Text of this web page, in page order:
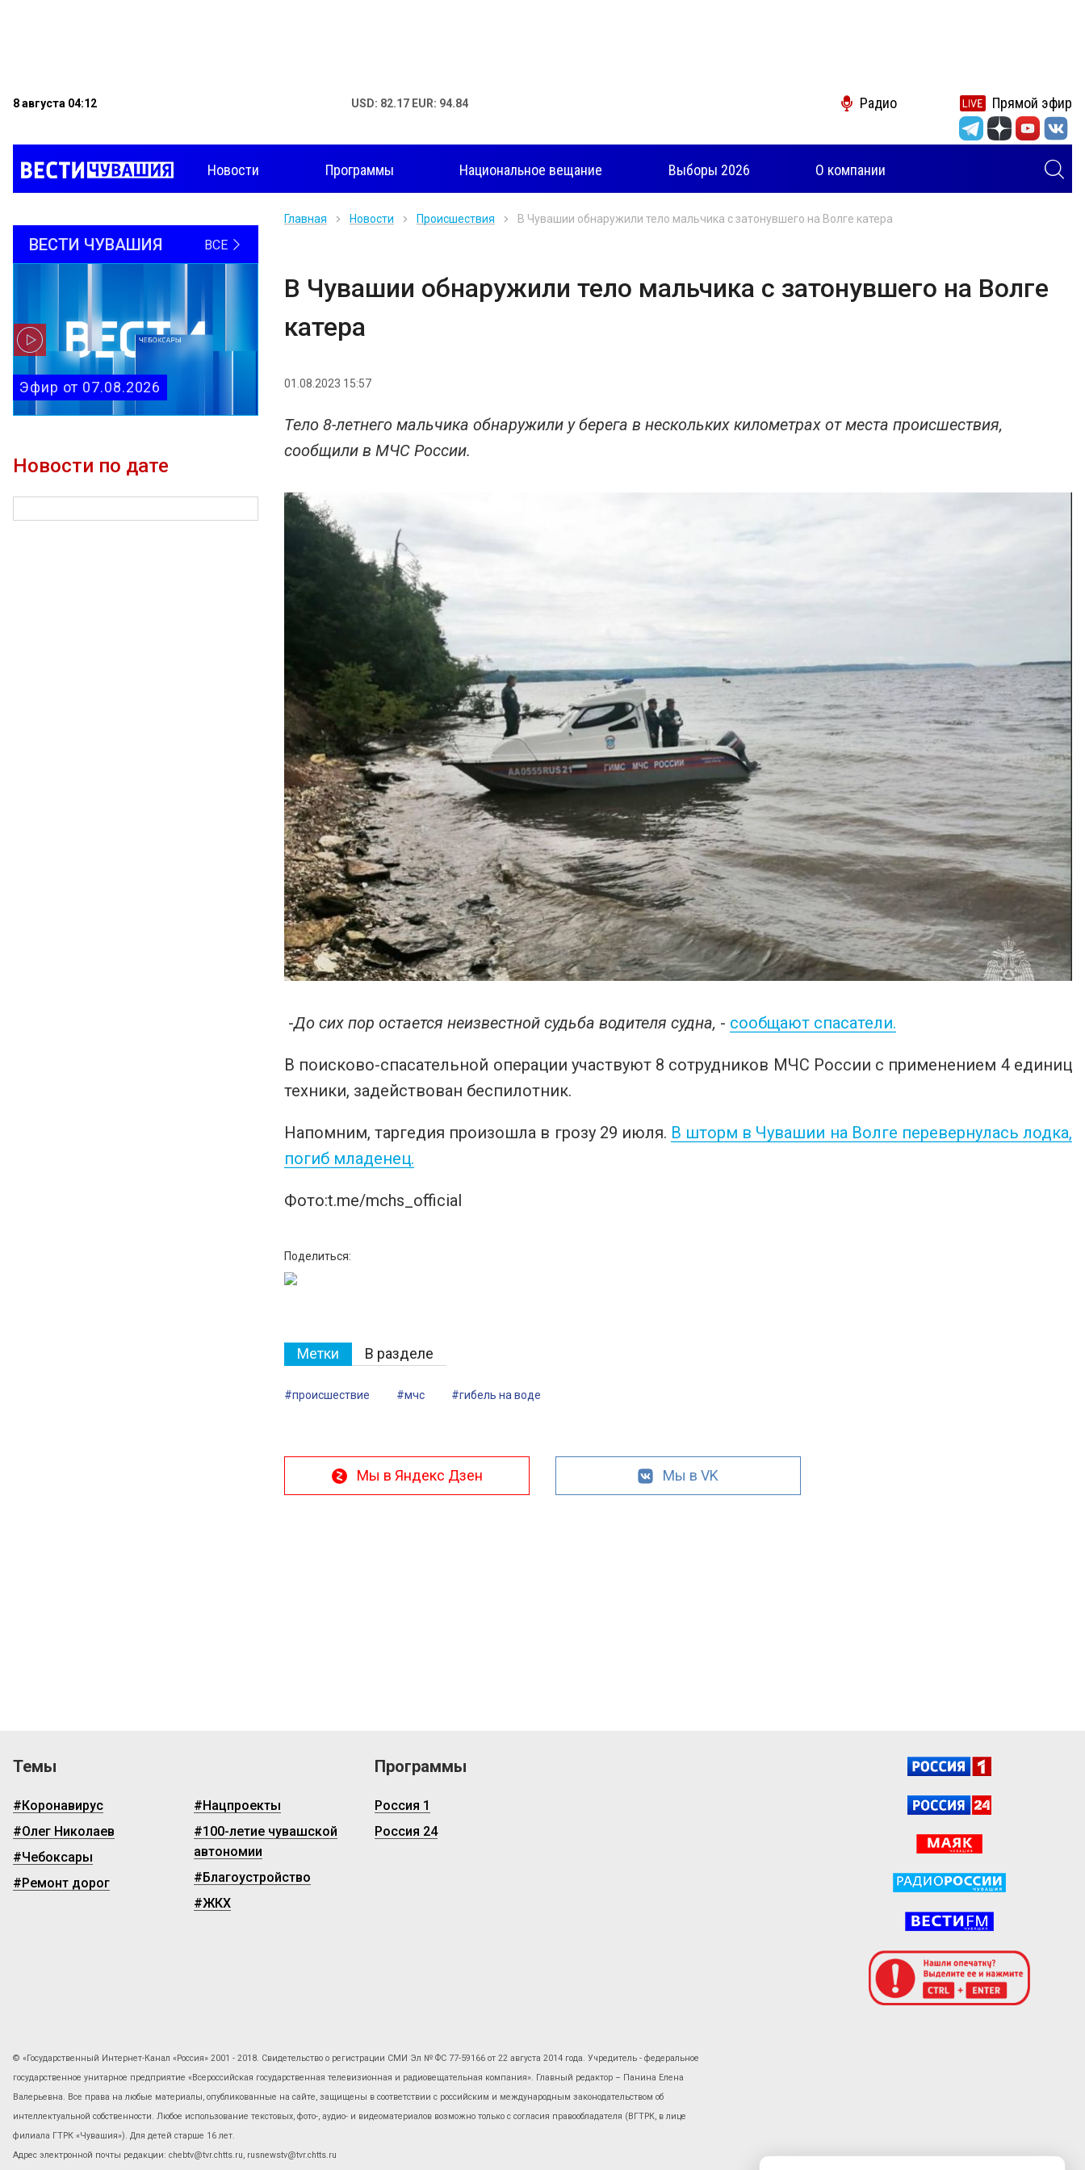
8 августа 04:12 USD: 82.17 EUR: 94.84 Радио Прямой эфир
Новости Программы Национальное вещание Выборы 2026 О компании
ВЕСТИ ЧУВАШИЯ ВСЕ
Эфир от 07.08.2026
Новости по дате
Главная Новости Происшествия В Чувашии обнаружили тело мальчика с затонувшего на Волге катера
В Чувашии обнаружили тело мальчика с затонувшего на Волге
катера
01.08.2023 15:57
Тело 8-летнего мальчика обнаружили у берега в нескольких километрах от места происшествия,
сообщили в МЧС России.
-До сих пор остается неизвестной судьба водителя судна, - сообщают спасатели.
В поисково-спасательной операции участвуют 8 сотрудников МЧС России с применением 4 единиц
техники, задействован беспилотник.
Напомним, таргедия произошла в грозу 29 июля. В шторм в Чувашии на Волге перевернулась лодка,
погиб младенец.
Фото:t.me/mchs_official
Поделиться:
Метки В разделе
#происшествие #мчс #гибель на воде
Мы в Яндекс Дзен Мы в VK
Темы
#Коронавирус
#Олег Николаев
#Чебоксары
#Ремонт дорог
#Нацпроекты
#100-летие чувашской
автономии
#Благоустройство
#ЖКХ
Программы
Россия 1
Россия 24
© «Государственный Интернет-Канал «Россия» 2001 - 2018. Свидетельство о регистрации СМИ Эл № ФС 77-59166 от 22 августа 2014 года. Учредитель - федеральное
государственное унитарное предприятие «Всероссийская государственная телевизионная и радиовещательная компания». Главный редактор – Панина Елена
Валерьевна. Все права на любые материалы, опубликованные на сайте, защищены в соответствии с российским и международным законодательством об
интеллектуальной собственности. Любое использование текстовых, фото-, аудио- и видеоматериалов возможно только с согласия правообладателя (ВГТРК, в лице
филиала ГТРК «Чувашия»). Для детей старше 16 лет.
Адрес электронной почты редакции: chebtv@tvr.chtts.ru, rusnewstv@tvr.chtts.ru